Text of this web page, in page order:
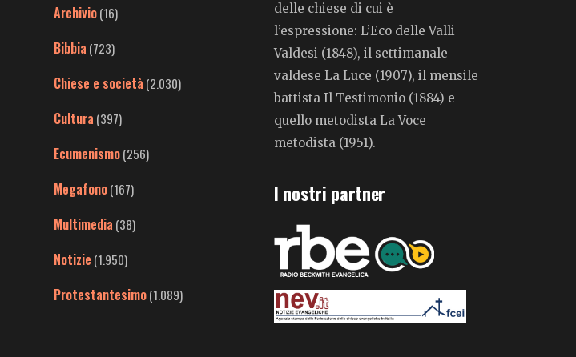
Archivio(16)
Bibbia (723)
Chiese e società (2.030)
Cultura (397)
Ecumenismo(256)
Megafono(167)
Multimedia (38)
Notizie (1.950)
Protestantesimo(1.089)
delle chiese di cui è
l’espressione: L’Eco delle Valli
Valdesi (1848), il settimanale
valdese La Luce (1907), il mensile
battista Il Testimonio (1884) e
quello metodista La Voce
metodista (1951).
I nostri partner